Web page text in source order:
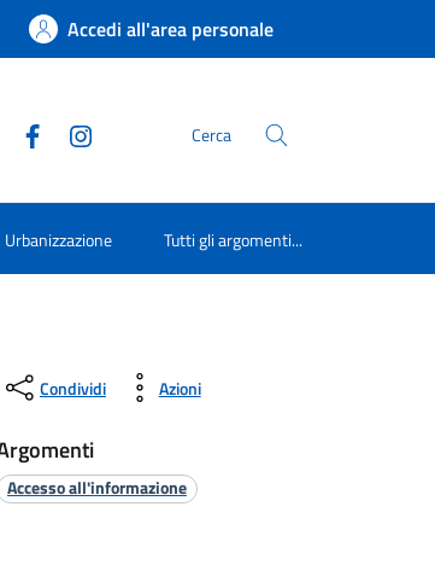
Accedi all'area personale
Cerca
Urbanizzazione Tutti gli argomenti...
Condividi Azioni
Accesso all'informazione